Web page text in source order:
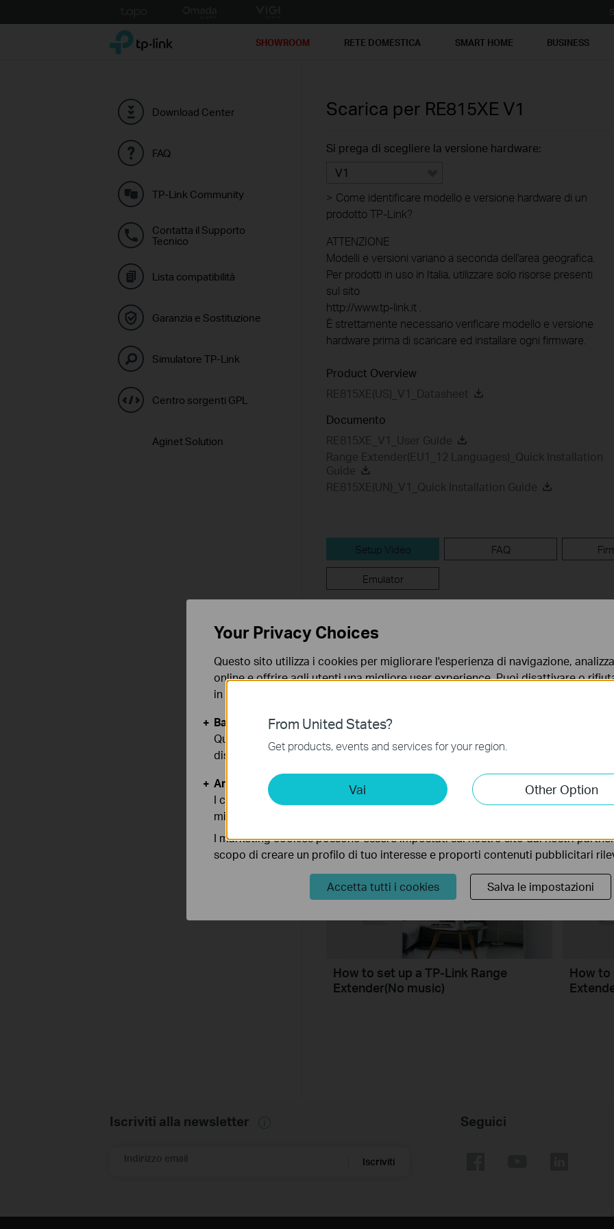
to
TP-Link, Reliably Smart SHOWROOM RETE DOMESTICA SMART HOME BUSINESS
Download Center
FAQ
TP-Link Community
Contatta il Supporto
Tecnico
Lista compatibilità
Garanzia e Sostituzione
Simulatore TP-Link
Centro sorgenti GPL
Aginet Solution
Scarica per RE815XE V1
Si prega di scegliere la versione hardware:
V1
> Come identificare modello e versione hardware di un
prodotto TP-Link?
ATTENZIONE
Modelli e versioni variano a seconda dell'area geografica.
Per prodotti in uso in Italia, utilizzare solo risorse presenti
sul sito
http://www.tp-link.it .
È strettamente necessario verificare modello e versione
hardware prima di scaricare ed installare ogni firmware.
Product Overview
RE815XE(US)_V1_Datasheet
Documento
RE815XE_V1_User Guide
Range Extender(EU1_12 Languages)_Quick Installation
Guide
RE815XE(UN)_V1_Quick Installation Guide
Setup Video FAQ
Emulator
Setup Video
How to Configure a Range Extender
for Starlink
How
How to set up a TP-Link Range
Extender(No music)
How to
Iscriviti alla newsletter
Indirizzo email Iscriviti
Seguici
From United States?
Get products, events and services for your region.
Vai Other Option
Your Privacy Choices
Questo sito utilizza i cookies per migliorare l'esperienza di navigazione,
online e offrire agli utenti una migliore user experience. Puoi disattivare o
in qualunque momento. Per maggiori informazioni consulta la nostra
Basic Cookies
Questi cookies sono necessari per il corretto funzionamento del sito e non
disattivati nel tuo sistema.
Analytics e Marketing Cookies
I cookies analitici ci permettono di analizzare le tue attività sul nostro sito allo
migliorarne le funzionalità.
I marketing cookies possono essere impostati sul nostro sito dai nostri
scopo di creare un profilo di tuo interesse e proporti contenuti pubblicitari
Accetta tutti i cookies Salva le impostazioni